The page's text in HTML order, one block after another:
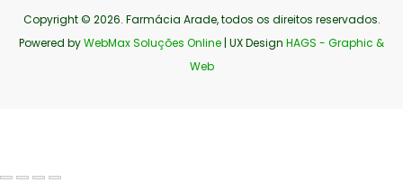
Powered byWebMax Soluções Online| UX DesignHAGS - Graphic &
Web